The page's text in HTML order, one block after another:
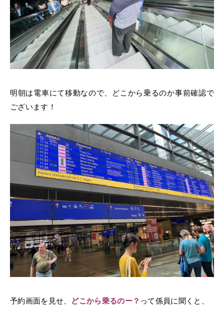
明朝は電車にて移動なので、どこから乗るのか事前確認で
ございます！
予約画面を見せ、 どこから乗るのー？ って係員に聞くと、